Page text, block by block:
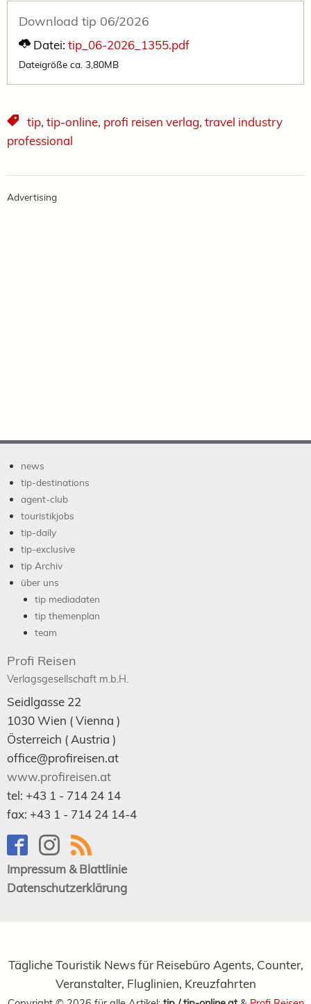
Download tip 06/2026
Datei: tip_06-2026_1355.pdf
Dateigröße ca. 3,80MB
tip, tip-online, profi reisen verlag, travel industry
professional
Advertising
news
tip-destinations
agent-club
touristikjobs
tip-daily
tip-exclusive
tip Archiv
über uns
tip mediadaten
tip themenplan
team
Profi Reisen
Verlagsgesellschaft m.b.H.
Seidlgasse 22
1030Wien ( Vienna )
Österreich ( Austria )
office@profireisen.at
www.profireisen.at
tel: +43 1 - 714 24 14
fax: +43 1 - 714 24 14-4
Impressum & Blattlinie
Datenschutzerklärung
Tägliche Touristik News für Reisebüro Agents, Counter,
Veranstalter, Fluglinien, Kreuzfahrten